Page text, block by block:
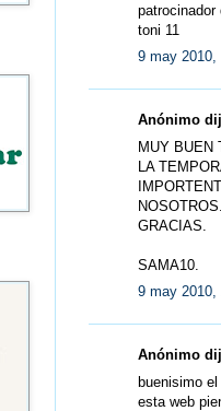
patrocinador
toni 11
9 may 2010,
Anónimo
MUY BUEN
LA
NOSOTROS.
GRACIAS.
SAMA10.
9 may 2010,
Anónimo
buenisimo
esta web